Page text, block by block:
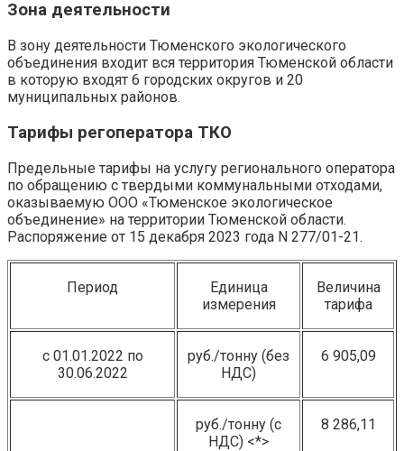
Зона деятельности
В зону деятельности Тюменского экологического
объединения входит вся территория Тюменской области
в которую входят 6 городских округов и 20
муниципальных районов.
Тарифы регоператора ТКО
Предельные тарифы на услугу регионального оператора
по обращению с твердыми коммунальными отходами,
оказываемую ООО «Тюменское экологическое
объединение» на территории Тюменской области.
Распоряжение от 15 декабря 2023 года N 277/01-21.
Период
Единица
измерения
Величина
тарифа
с 01.01.2022 по
30.06.2022
руб./тонну (без
НДС)
6 905,09
руб./тонну (с
НДС) <*>
8 286,11